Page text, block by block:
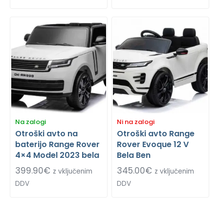
Na zalogi
Otroški avto na
baterijo Range Rover
4×4 Model 2023 bela
399.90€ z vključenim
DDV
Ni na zalogi
Otroški avto Range
Rover Evoque 12 V
Bela Ben
345.00€ z vključenim
DDV